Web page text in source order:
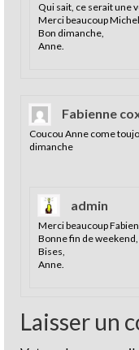
Qui sait, ce serait une
Merci beaucoup
Bon dimanche,
Anne.
Fabienne
Coucou Anne come
dimanche
admin
Merci beaucoup
Bonne fin de weekend,
Bises,
Anne.
Laisser un